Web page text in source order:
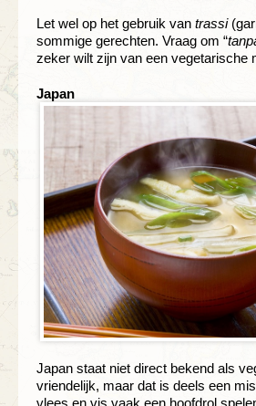
Let wel op het gebruik van trassi
sommige gerechten. Vraag om “
zeker wilt zijn van een vegetarische
Japan
Japan staat niet direct bekend als
vriendelijk, maar dat is deels een
vlees en vis vaak een hoofdrol